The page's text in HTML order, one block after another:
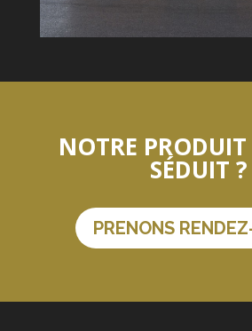
NOTRE
SÉDUIT ?
PRENONS